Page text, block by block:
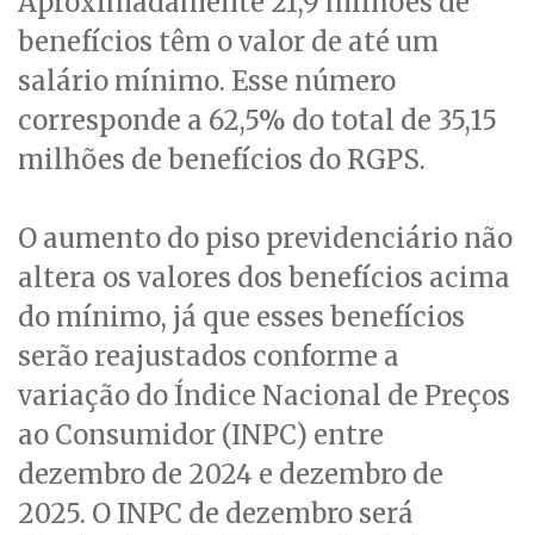
benefícios têm o valor de até um
salário mínimo. Esse número
corresponde a 62,5% do total de 35,15
milhões de benefícios do RGPS.
O aumento do piso previdenciário não
altera os valores dos benefícios acima
do mínimo, já que esses benefícios
serão reajustados conforme a
variação do Índice Nacional de Preços
ao Consumidor (INPC) entre
dezembro de 2024 e dezembro de
2025. O INPC de dezembro será